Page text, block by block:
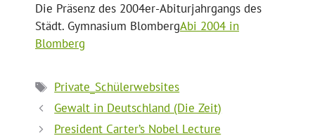
Die Präsenz des 2004er-Abiturjahrgangs des
Städt. Gymnasium BlombergAbi 2004 in
Blomberg
Schlagwörter
Private_Schülerwebsites
Gewalt in Deutschland (Die Zeit)
President Carter’s Nobel Lecture